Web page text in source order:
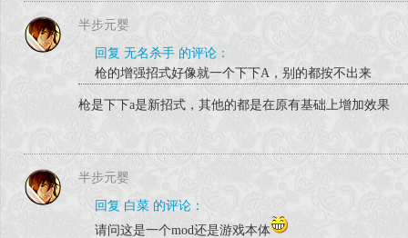
半步元婴
回复 无名杀手 的评论：
枪的增强招式好像就一个下下A，别的都按不出来
枪是下下a是新招式，其他的都是在原有基础上增加效果
半步元婴
回复 白菜 的评论：
请问这是一个mod还是游戏本体